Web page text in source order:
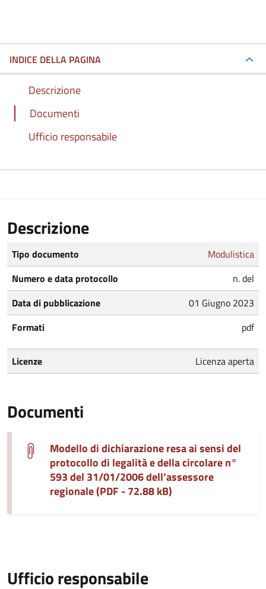
INDICE DELLA PAGINA
Descrizione
Documenti
Ufficio responsabile
Descrizione
Tipo documento
Modulistica
Numero e data protocollo
n. del
Data di pubblicazione
01 Giugno 2023
Formati
pdf
Licenze Licenza aperta
Documenti
Modello di dichiarazione resa ai sensi del
protocollo di legalità e della circolare n°
593 del 31/01/2006 dell’assessore
regionale (PDF - 72.88 kB)
Ufficio responsabile